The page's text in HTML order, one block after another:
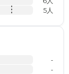
5人
-
-